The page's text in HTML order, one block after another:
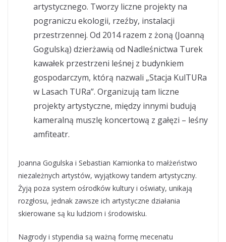
artystycznego. Tworzy liczne projekty na
pograniczu ekologii, rzeźby, instalacji
przestrzennej. Od 2014 razem z żoną (Joanną
Gogulską) dzierżawią od Nadleśnictwa Turek
kawałek przestrzeni leśnej z budynkiem
gospodarczym, którą nazwali „Stacja KulTURa
w Lasach TURa”. Organizują tam liczne
projekty artystyczne, między innymi budują
kameralną muszlę koncertową z gałęzi – leśny
amfiteatr.
Joanna Gogulska i Sebastian Kamionka to małżeństwo
niezależnych artystów, wyjątkowy tandem artystyczny.
Żyją poza system ośrodków kultury i oświaty, unikają
rozgłosu, jednak zawsze ich artystyczne działania
skierowane są ku ludziom i środowisku.
Nagrody i stypendia są ważną formę mecenatu